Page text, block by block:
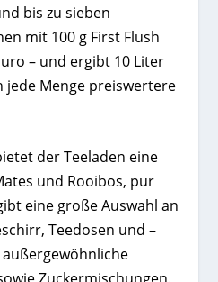
bis zu sieben
mit 100 g First Flush
– und ergibt 10 Liter
jede Menge preiswertere
der Teeladen eine
und Rooibos, pur
eine große Auswahl an
Teedosen und –